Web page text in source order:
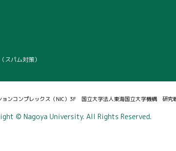
パム対策）
コンプレックス（NIC）3F 国立大学法人東海国立大学機構 研究
© Nagoya University. All Rights Reserved.